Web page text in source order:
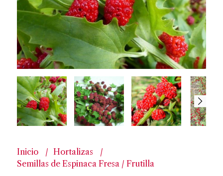
Inicio
Hortalizas
Semillas de Espinaca Fresa / Frutilla